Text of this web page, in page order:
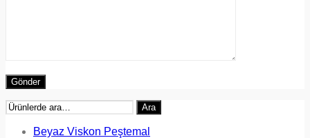
Ara: Ara
Beyaz Viskon Peştemal